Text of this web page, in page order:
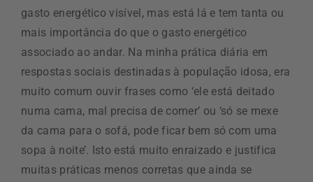
gasto energético visível, mas está lá e tem tanta ou
mais importância do que o gasto energético
associado ao andar. Na minha prática diária em
respostas sociais destinadas à população idosa, era
muito comum ouvir frases como ‘ele está deitado
numa cama, mal precisa de comer’ ou ‘só se mexe
da cama para o sofá, pode ficar bem só com uma
sopa à noite’. Isto está muito enraizado e justifica
muitas práticas menos corretas que ainda se